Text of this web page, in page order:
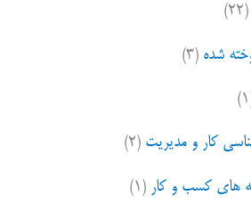
(۲۲)
شده (۳)
کار و مدیریت (۲)
های کسب و کار (۱)